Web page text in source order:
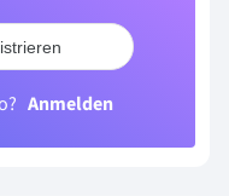
Anmelden